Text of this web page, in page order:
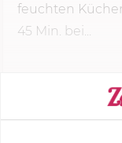
feuchten
45 Min. bei...